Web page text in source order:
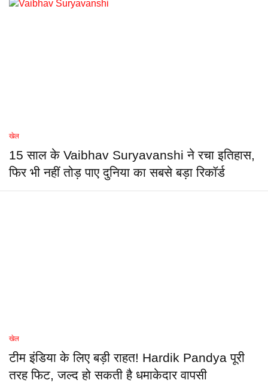
खेल
15 साल के Vaibhav Suryavanshi ने रचा इतिहास,
फिर भी नहीं तोड़ पाए दुनिया का सबसे बड़ा रिकॉर्ड
खेल
टीम इंडिया के लिए बड़ी राहत! Hardik Pandya पूरी
तरह फिट, जल्द हो सकती है धमाकेदार वापसी